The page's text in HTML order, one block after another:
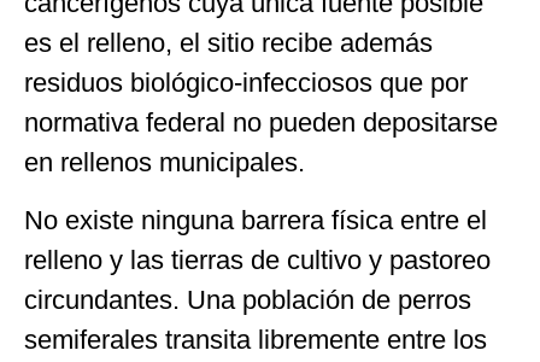
es el relleno, el sitio recibe además
residuos biológico-infecciosos que por
normativa federal no pueden depositarse
en rellenos municipales.
No existe ninguna barrera física entre el
relleno y las tierras de cultivo y pastoreo
circundantes. Una población de perros
semiferales transita libremente entre los